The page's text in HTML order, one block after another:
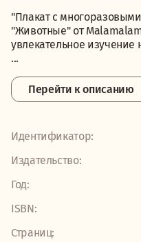
"Плакат с
"Животные" от
увлекательное изучение
...
Перейти к описанию
Идентификатор:
Издательство:
Год:
ISBN:
Страниц: